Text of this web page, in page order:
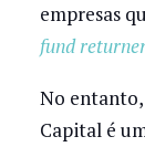
empresas
fund
No entanto,
Capital é